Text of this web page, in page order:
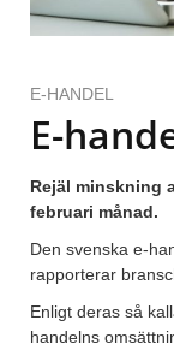
E-HANDEL
E-
Rejäl minskning
februari månad.
Den svenska e-
rapporterar
Enligt deras så
handelns